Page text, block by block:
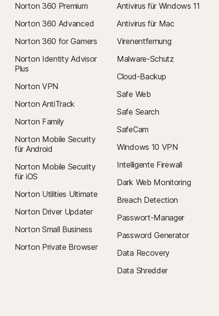
Norton 360 Premium
Norton 360 Advanced
Norton 360 for Gamers
Norton Identity Advisor
Plus
Norton VPN
Norton AntiTrack
Norton Family
Norton Mobile Security
für Android
Norton Mobile Security
für iOS
Norton Utilities Ultimate
Norton Driver Updater
Norton Small Business
Norton Private Browser
Antivirus für Windows 11
Antivirus für Mac
Virenentfernung
Malware-Schutz
Cloud-Backup
Safe Web
Safe Search
SafeCam
Windows 10 VPN
Intelligente Firewall
Dark Web Monitoring
Breach Detection
Passwort-Manager
Password Generator
Data Recovery
Data Shredder